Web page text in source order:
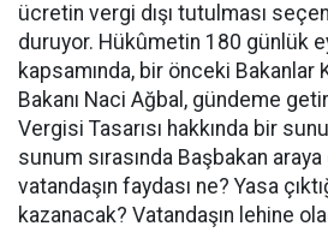
ücretin vergi dışı tutulması
duruyor. Hükûmetin 180 günlük
kapsamında, bir önceki Bakanlar
Bakanı Naci Ağbal, gündeme
Vergisi Tasarısı hakkında bir
sunum sırasında Başbakan araya
vatandaşın faydası ne? Yasa
kazanacak? Vatandaşın lehine